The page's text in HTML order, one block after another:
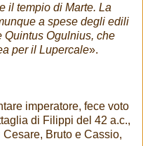
il tempio di Marte. La
a spese degli edili
Ogulnius, che
per il Lupercale».
imperatore, fece voto
di Filippi del 42 a.c.,
Bruto e Cassio,